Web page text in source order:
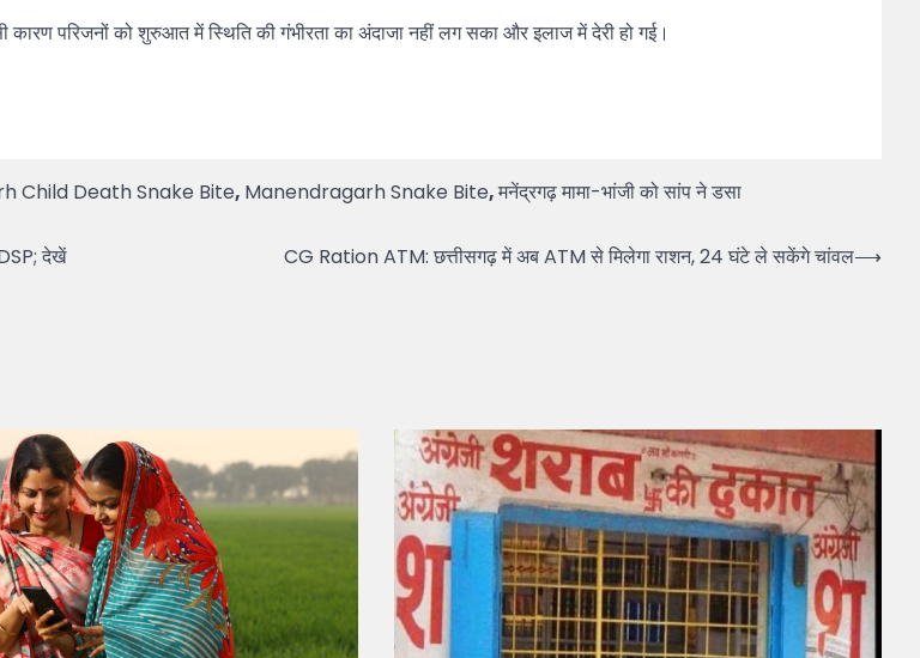
परिजनों को शुरुआत में स्थिति की गंभीरता का अंदाजा नहीं लग सका और इलाज में देरी हो गई।
Child Death Snake Bite, Manendragarh Snake Bite,मनेंद्रगढ़ मामा-भांजी को सांप ने डसा
देखें
CG Ration ATM: छत्तीसगढ़ में अब ATM से मिलेगा राशन, 24 घंटे ले सकेंगे चांवल⟶